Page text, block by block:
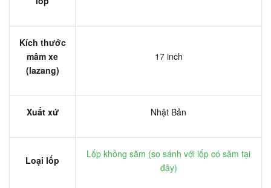
Kích thước
mâm xe
(lazang)
17 inch
Xuất xứ Nhật Bản
Loại lốp
Lốp không săm (so sánh với lốp có săm tại
đây)